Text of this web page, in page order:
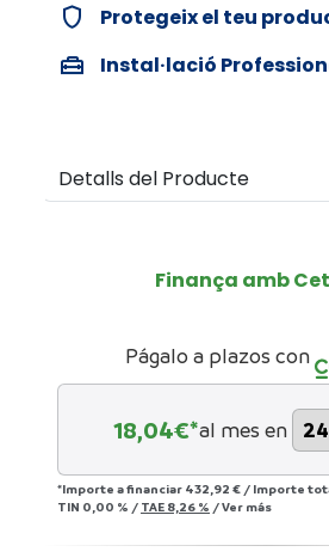
verified_user Protegeix el teu
home_repair_service Instal·lació
Detalls del Producte
Finança amb
Págalo a plazos con
18,04€*al mes en
*Importe a financiar 432,92 € / Importe
TIN 0,00 % / TAE 8,26 % /Ver más